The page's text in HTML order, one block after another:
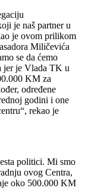
je naš partner u
je ovom prilikom
Miličevića
se da ćemo
jer je Vlada TK u
KM za
određene
godini i one
rekao je
politici. Mi smo
ovog Centra,
oko 500.000 KM